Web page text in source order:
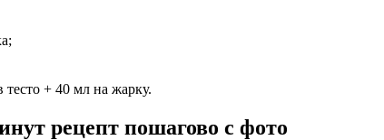
тесто + 40 мл на жарку.
рецепт пошагово с фото